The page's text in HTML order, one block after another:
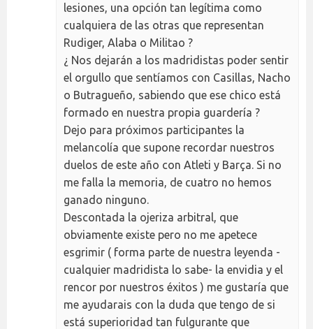
lesiones, una opción tan legítima como
cualquiera de las otras que representan
Rudiger, Alaba o Militao ?
¿ Nos dejarán a los madridistas poder sentir
el orgullo que sentíamos con Casillas, Nacho
o Butragueño, sabiendo que ese chico está
formado en nuestra propia guardería ?
Dejo para próximos participantes la
melancolía que supone recordar nuestros
duelos de este año con Atleti y Barça. Si no
me falla la memoria, de cuatro no hemos
ganado ninguno.
Descontada la ojeriza arbitral, que
obviamente existe pero no me apetece
esgrimir ( forma parte de nuestra leyenda -
cualquier madridista lo sabe- la envidia y el
rencor por nuestros éxitos ) me gustaría que
me ayudarais con la duda que tengo de si
está superioridad tan fulgurante que